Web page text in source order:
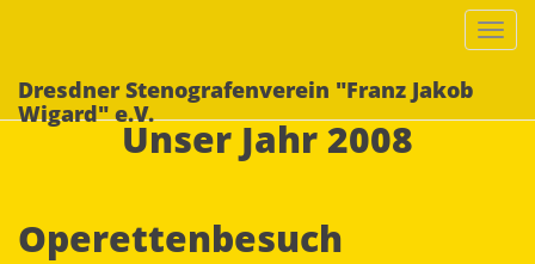
Dresdner Stenografenverein "Franz Jakob
Wigard" e.V.
Unser Jahr 2008
Operettenbesuch